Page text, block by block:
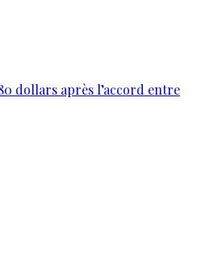
dollars après l’accord entre